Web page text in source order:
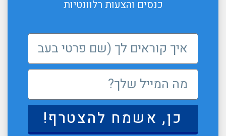
כנסים והצעות רלוונטיות
כן, אשמח להצטרף!